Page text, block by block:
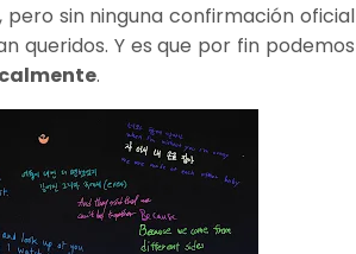
sin ninguna confirmación oficial
queridos. Y es que por fin podemos
.